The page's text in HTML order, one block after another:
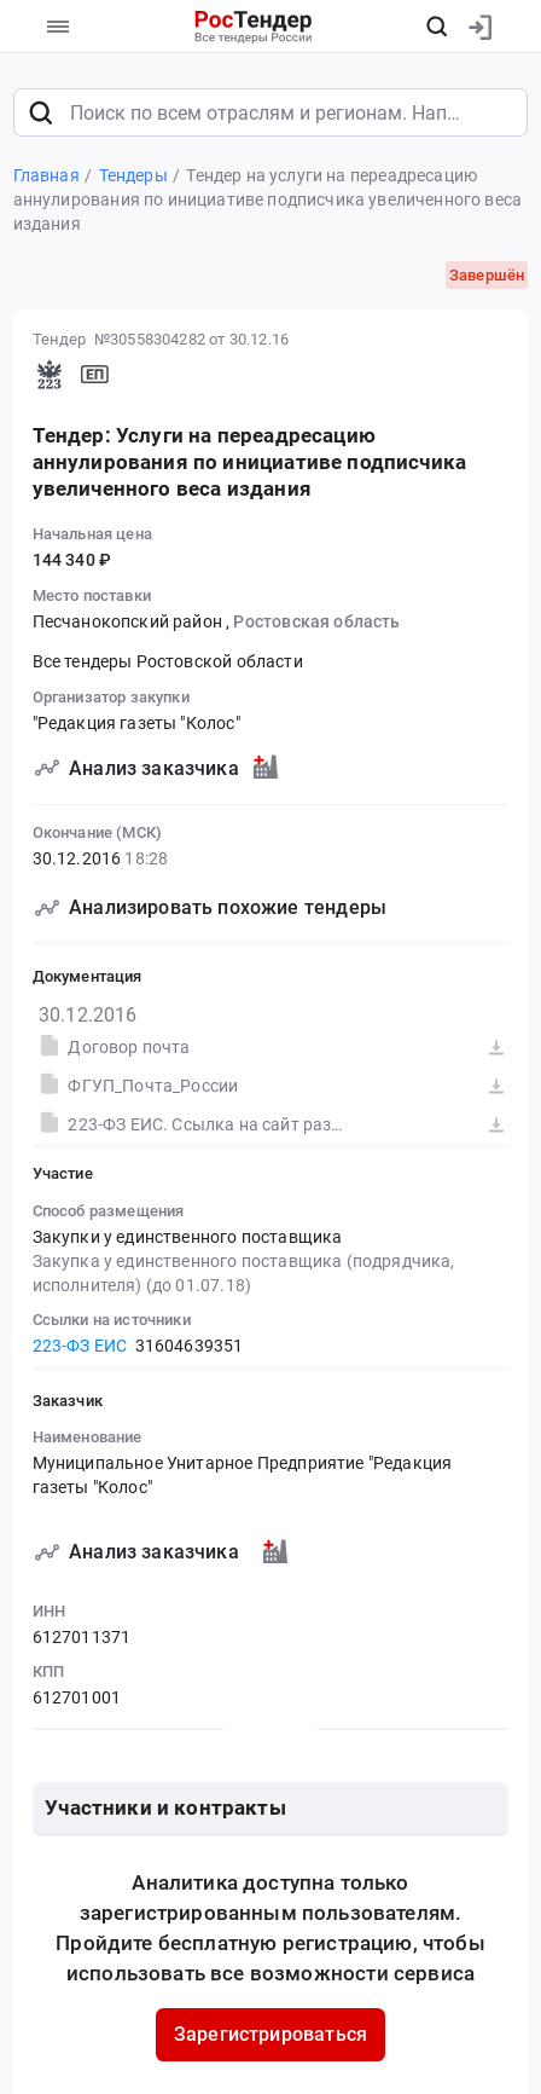
Главная Тендеры
Тендер на услуги на переадресацию
аннулирования по инициативе подписчика увеличенного веса
издания
Завершён
Тендер №30558304282 от 30.12.16
Тендер: Услуги на переадресацию
аннулирования по инициативе подписчика
увеличенного веса издания
Начальная цена
144 340 ₽
Место поставки
Песчанокопский район , Ростовская область
Все тендеры Ростовской области
Организатор закупки
"Редакция газеты "Колос"
Анализ заказчика
Окончание (МСК)
30.12.2016 18:28
Анализировать похожие тендеры
Документация
30.12.2016
Договор почта
ФГУП_Почта_России
223-ФЗ ЕИС. Ссылка на сайт размещения тендера #30558304282.doc
Участие
Способ размещения
Закупки у единственного поставщика
Закупка у единственного поставщика (подрядчика,
исполнителя) (до 01.07.18)
Ссылки на источники
223-ФЗ ЕИС 31604639351
Заказчик
Наименование
Муниципальное Унитарное Предприятие "Редакция
газеты "Колос"
Анализ заказчика
ИНН
6127011371
КПП
612701001
Участники и контракты
Аналитика доступна только
зарегистрированным пользователям.
Пройдите бесплатную регистрацию, чтобы
использовать все возможности сервиса
Зарегистрироваться